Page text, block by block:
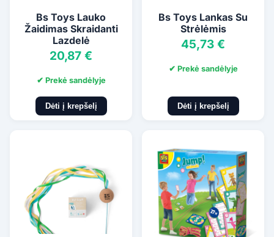
Bs Toys Lauko
Žaidimas Skraidanti
Lazdelė
20,87 €
✔ Prekė sandėlyje
Dėti į krepšelį
Bs Toys Lankas Su
Strėlėmis
45,73 €
✔ Prekė sandėlyje
Dėti į krepšelį